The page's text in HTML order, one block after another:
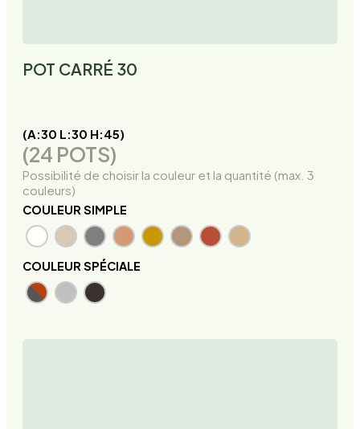
POT CARRÉ 30
(A:30 L:30 H:45)
(24 POTS)
Possibilité de choisir la couleur et la quantité (max. 3
couleurs)
COULEUR SIMPLE
COULEUR SPÉCIALE